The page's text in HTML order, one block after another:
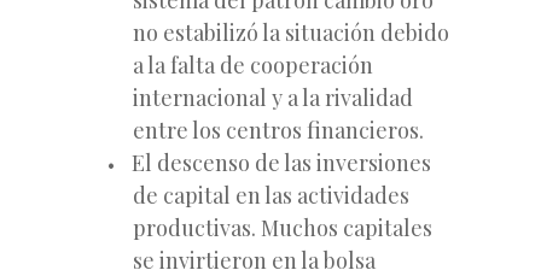
no estabilizó la situación debido
a la falta de cooperación
internacional y a la rivalidad
entre los centros financieros.
El descenso de las inversiones
de capital en las actividades
productivas. Muchos capitales
se invirtieron en la bolsa